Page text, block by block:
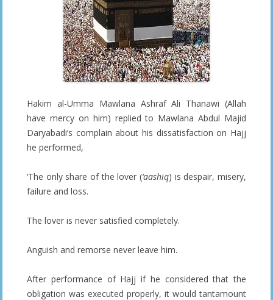
Hakim al-Umma Mawlana Ashraf Ali Thanawi (Allah
have mercy on him) replied to Mawlana Abdul Majid
Daryabadi’s complain about his dissatisfaction on Hajj
he performed,
‘The only share of the lover (‘aashiq) is despair, misery,
failure and loss.
The lover is never satisfied completely.
Anguish and remorse never leave him.
After performance of Hajj if he considered that the
obligation was executed properly, it would tantamount